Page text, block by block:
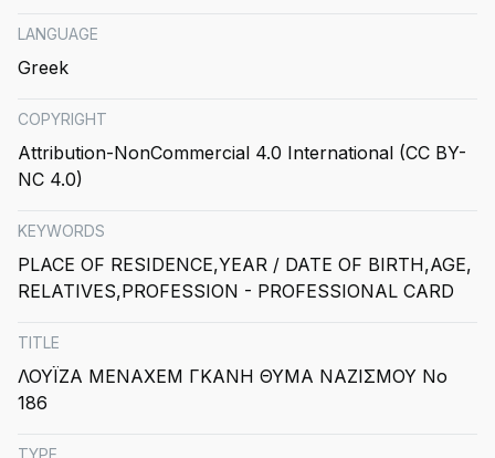
LANGUAGE
Greek
COPYRIGHT
Attribution-NonCommercial 4.0 International (CC BY-
NC 4.0)
KEYWORDS
PLACE OF RESIDENCE YEAR / DATE OF BIRTH AGE
RELATIVES PROFESSION - PROFESSIONAL CARD
TITLE
ΛΟΥΪΖΑ ΜΕΝΑΧΕΜ ΓΚΑΝΗ ΘΥΜΑ ΝΑΖΙΣΜΟΥ Νο
186
TYPE